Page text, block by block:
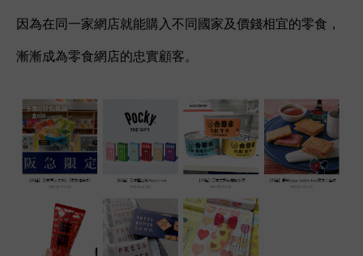
因為在同一家網店就能購入不同國家及價錢相宜的零食，
漸漸成為零食網店的忠實顧客。